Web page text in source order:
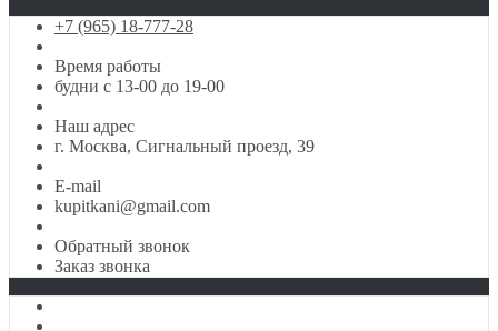
+7 (965) 18-777-28
Время работы
будни с 13-00 до 19-00
Наш адрес
г. Москва, Сигнальный проезд, 39
E-mail
kupitkani@gmail.com
Обратный звонок
Заказ звонка